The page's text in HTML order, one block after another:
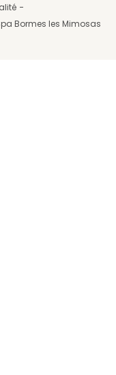
Bormes les Mimosas